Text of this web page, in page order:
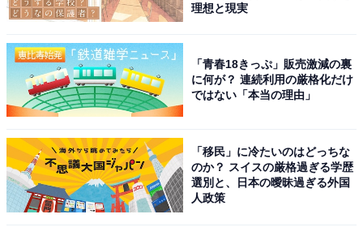
アクセス・料金情報は？ 泊まれる？
理想と現実
「青春18きっぷ」販売激減の裏
に何が？ 連続利用の厳格化だけ
ではない「本当の理由」
「移民」に冷たいのはどっちな
のか？ スイスの厳格過ぎる学歴
選別と、日本の曖昧過ぎる外国
人政策